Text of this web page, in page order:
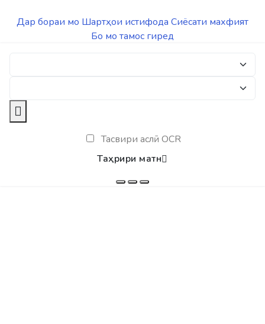
Дар бораи мо Шартҳои истифода Сиёсати махфият
Бо мо тамос гиред
Тасвири аслӣ OCR
Таҳрири матн